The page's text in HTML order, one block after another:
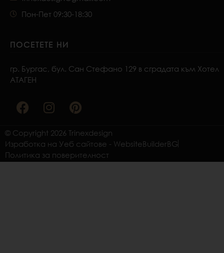
Пон-Пет 09:30-18:30
ПОСЕТЕТЕ НИ
гр. Бургас, бул. Сан Стефано 129 в сградата към Хотел
АТАГЕН
a
c
e
b
o
o
n
s
t
a
g
r
i
n
t
e
r
e
© Copyright 2026 Trinexdesign
Изработка на Уеб сайтове - WebsiteBuilderBG
Политика за поверителност